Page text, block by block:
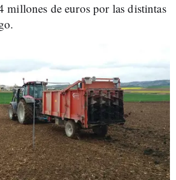
millones de euros por las distintas